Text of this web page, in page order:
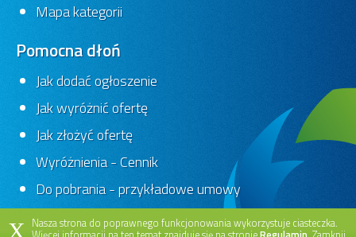
Mapa kategorii
Pomocna dłoń
Jak dodać ogłoszenie
Jak wyróżnić ofertę
Jak złożyć ofertę
Wyróżnienia - Cennik
Do pobrania - przykładowe umowy
X Nasza strona do poprawnego funkcjonowania wykorzystuje ciasteczka.